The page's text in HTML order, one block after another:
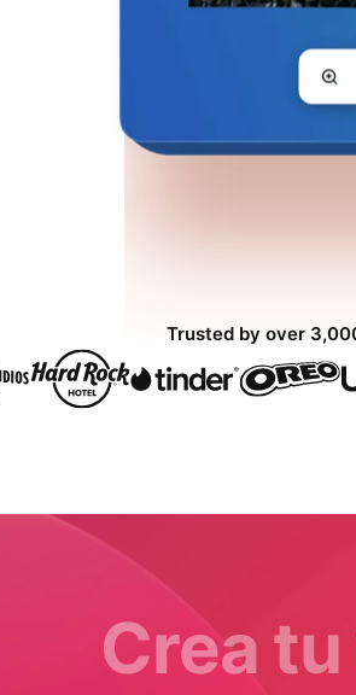
Trusted by over
Crea